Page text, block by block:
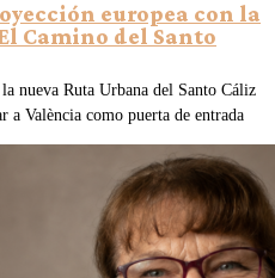
europea con la
Camino del Santo
nueva Ruta Urbana del Santo Cáliz
a València como puerta de entrada